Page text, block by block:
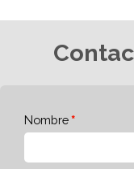
Nombre